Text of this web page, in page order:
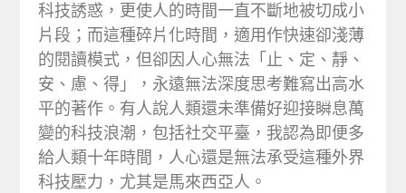
科技誘惑，更使人的時間一直不斷地被切成小
片段；而這種碎片化時間，適用作快速卻淺薄
的閱讀模式，但卻因人心無法「止、定、靜、
安、慮、得」，永遠無法深度思考難寫出高水
平的著作。有人說人類還未準備好迎接瞬息萬
變的科技浪潮，包括社交平臺，我認為即便多
給人類十年時間，人心還是無法承受這種外界
科技壓力，尤其是馬來西亞人。